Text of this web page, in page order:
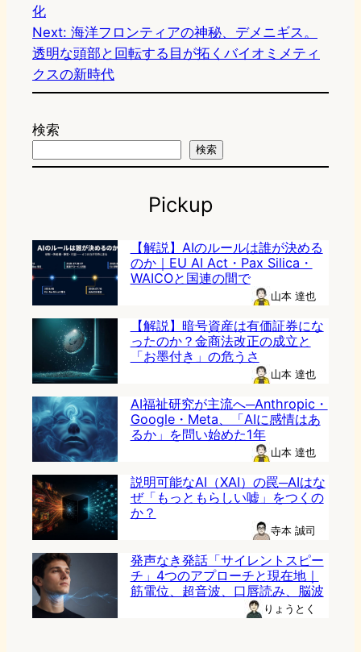
化
Next: 海洋フロンティアの神秘、デメニギス。
透明な頭部と回転する目が拓くバイオミメティ
クスの新時代
検索
検索
Pickup
【解説】AIのルールは誰が決める
のか｜EU AI Act・Pax Silica・
WAICOと国連の間で
山本 達也
【解説】暗号資産は有価証券にな
ったのか？金商法改正の成立と
「お墨付き」の危うさ
山本 達也
AI福祉研究が主流へ─Anthropic・
Google・Meta、「AIに感情はあ
るか」を問い始めた1年
山本 達也
説明可能なAI（XAI）の罠─AIはな
ぜ「もっともらしい嘘」をつくの
か？
寺本 誠司
発声なき発話「サイレントスピー
チ」4つのアプローチと現在地｜
筋電位、超音波、口唇読み、脳波
りょうとく